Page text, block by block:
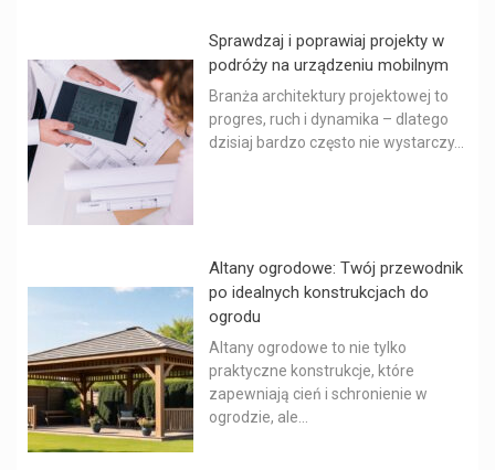
Sprawdzaj i poprawiaj projekty w
podróży na urządzeniu mobilnym
Branża architektury projektowej to
progres, ruch i dynamika – dlatego
dzisiaj bardzo często nie wystarczy...
Altany ogrodowe: Twój przewodnik
po idealnych konstrukcjach do
ogrodu
Altany ogrodowe to nie tylko
praktyczne konstrukcje, które
zapewniają cień i schronienie w
ogrodzie, ale...